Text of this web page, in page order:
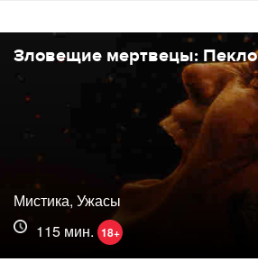
Зловещие мертвецы: Пекло
Мистика, Ужасы
115 мин. 18+